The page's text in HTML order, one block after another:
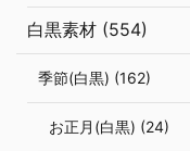
白黒素材 (554)
季節(白黒) (162)
お正月(白黒) (24)